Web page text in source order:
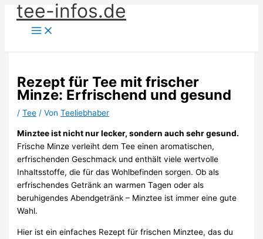
Zum
Inhalt
springen
tee-infos.de
Rezept für Tee mit frischer
Minze: Erfrischend und gesund
/Tee / VonTeeliebhaber
Minztee ist nicht nur lecker, sondern auch sehr gesund.
Frische Minze verleiht dem Tee einen aromatischen,
erfrischenden Geschmack und enthält viele wertvolle
Inhaltsstoffe, die für das Wohlbefinden sorgen. Ob als
erfrischendes Getränk an warmen Tagen oder als
beruhigendes Abendgetränk – Minztee ist immer eine gute
Wahl.
Hier ist ein einfaches Rezept für frischen Minztee, das du